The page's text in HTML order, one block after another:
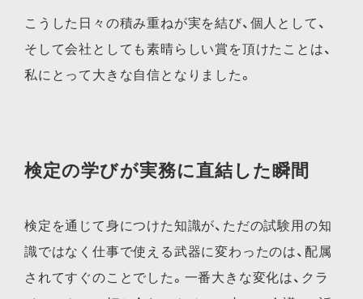
こうした日々の積み重ねが実を結び、個人として、
そして会社としても素晴らしい賞を頂けたことは、
私にとって大きな自信となりました。
検定の学びが実務に直結した瞬間
検定を通じて身につけた知識が、ただの試験用の知
識ではなく仕事で使える武器に変わったのは、配属
されてすぐのことでした。一番大きな変化は、クラ